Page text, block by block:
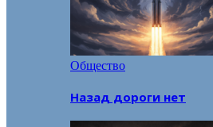
Общество
Назад дороги нет